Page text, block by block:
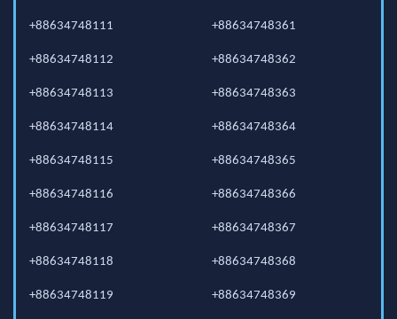
+88634748111
+88634748112
+88634748113
+88634748114
+88634748115
+88634748116
+88634748117
+88634748118
+88634748119
+88634748361
+88634748362
+88634748363
+88634748364
+88634748365
+88634748366
+88634748367
+88634748368
+88634748369